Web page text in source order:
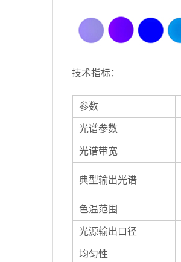
技术指标：
参数
光谱参数
光谱带宽
典型输出光谱
色温范围
光源输出口径
均匀性